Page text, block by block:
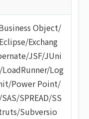
Object/
/Exchang
/JSF/JUni
/LoadRunner/Log
/Power Point/
/SAS/SPREAD/SS
/Subversio